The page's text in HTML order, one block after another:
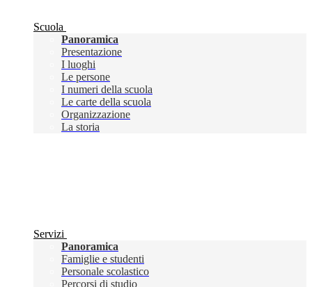
Scuola
Panoramica
Presentazione
I luoghi
Le persone
I numeri della scuola
Le carte della scuola
Organizzazione
La storia
Servizi
Panoramica
Famiglie e studenti
Personale scolastico
Percorsi di studio